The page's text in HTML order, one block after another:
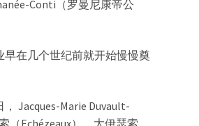
Conti（罗曼尼康帝公
早在几个世纪前就开始慢慢奠
， Jacques-Marie Duvault-
（Echézeaux）、大伊瑟索